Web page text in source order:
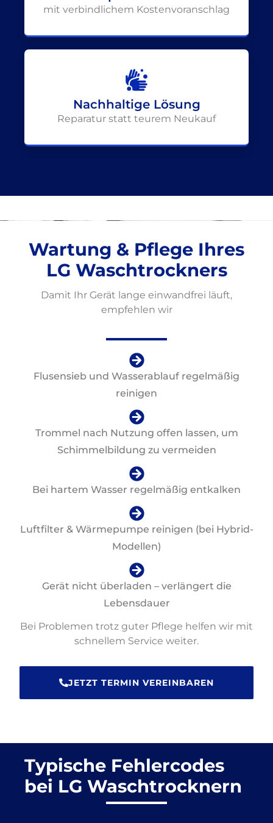
mit verbindlichem Kostenvoranschlag
Nachhaltige Lösung
Reparatur statt teurem Neukauf
Wartung & Pflege Ihres
LG Waschtrockners
Damit Ihr Gerät lange einwandfrei läuft,
empfehlen wir
Flusensieb und Wasserablauf regelmäßig
reinigen
Trommel nach Nutzung offen lassen, um
Schimmelbildung zu vermeiden
Bei hartem Wasser regelmäßig entkalken
Luftfilter & Wärmepumpe reinigen (bei Hybrid-
Modellen)
Gerät nicht überladen – verlängert die
Lebensdauer
Bei Problemen trotz guter Pflege helfen wir mit
schnellem Service weiter.
JETZT TERMIN VEREINBAREN
Typische Fehlercodes
bei LG Waschtrocknern